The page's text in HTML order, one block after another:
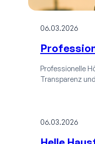
06.03.2026
Professionelle
Transparenz
06.03.2026